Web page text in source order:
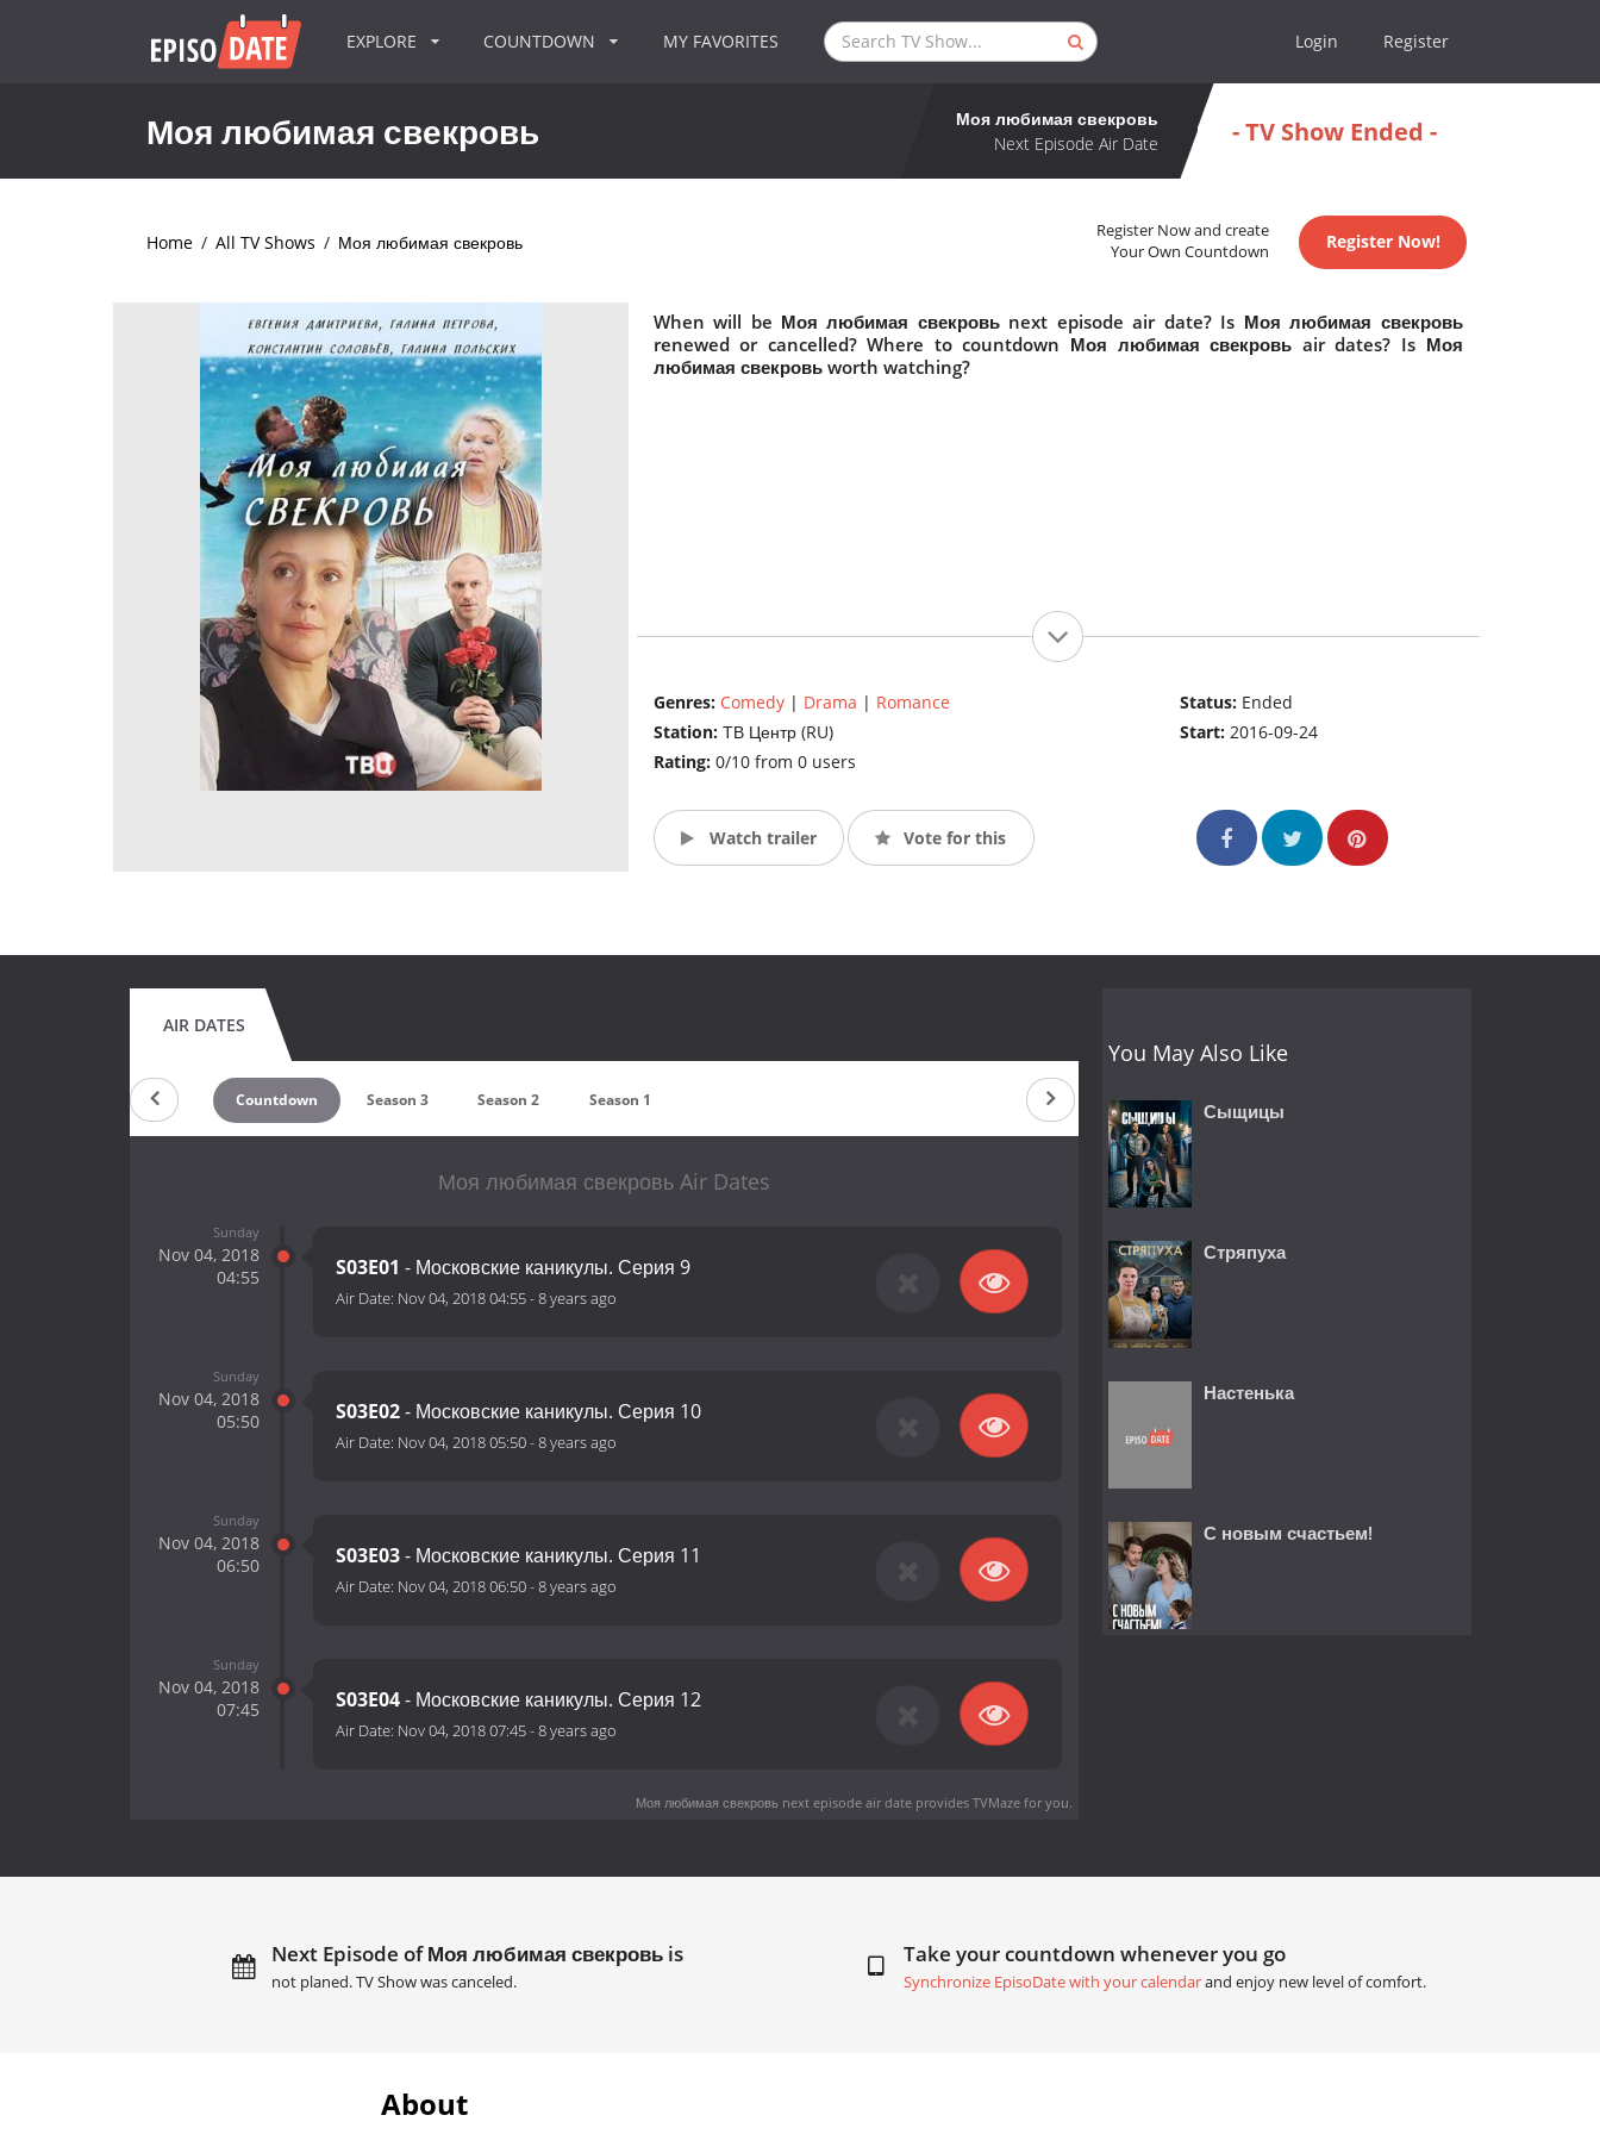
EXPLORE COUNTDOWN MY FAVORITES Login Register
Моя любимая свекровь
Моя любимая свекровь
Next Episode Air Date
- TV Show Ended -
Home / All TV Shows / Моя любимая свекровь
Register Now and create
Your Own Countdown
Register Now!
When will be Моя любимая свекровь next episode air date? Is Моя любимая свекровь
renewed or cancelled? Where to countdown Моя любимая свекровь air dates? Is Моя
любимая свекровь worth watching?
Genres: Comedy| Drama | Romance
Station: ТВ Центр (RU)
Rating: 0/10 from 0 users
Status: Ended
Start:2016-09-24
Watch trailer Vote for this
AIR DATES
Countdown Season 3 Season 2 Season 1
Моя любимая свекровь Air Dates
Sunday
Nov 04, 2018
04:55
S03E01 - Московские каникулы. Серия 9
Air Date: Nov 04, 2018 04:55-8 years ago
Sunday
Nov 04, 2018
05:50
S03E02- Московские каникулы. Серия 10
Air Date: Nov 04, 2018 05:50-8 years ago
Sunday
Nov 04, 2018
06:50
S03E03- Московские каникулы. Серия 11
Air Date: Nov 04, 2018 06:50-8 years ago
Sunday
Nov 04, 2018
07:45
S03E04- Московские каникулы. Серия 12
Air Date: Nov 04, 2018 07:45-8 years ago
Моя любимая свекровь next episode air dateprovides TVMaze for you.
You May Also Like
Сыщицы
Стряпуха
Настенька
С новым счастьем!
Next Episode of Моя любимая свекровь is
not planed. TV Show was canceled.
Take your countdown whenever you go
Synchronize EpisoDate with your calendarand enjoy new level of comfort.
About